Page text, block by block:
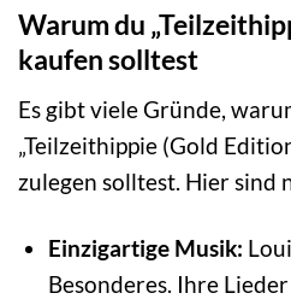
Warum du
kaufen solltest
Es gibt viele Gründe,
„Teilzeithippie (Gold
zulegen solltest. Hier sind
Einzigartige Musik:
Besonderes. Ihre